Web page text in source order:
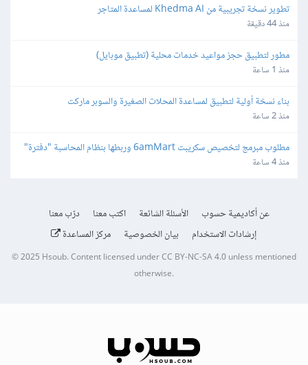
تطوير نسخة تجريبية من Khedma AI لمساعدة المتاجر
منذ 44 دقيقة
مطور لتطبيق حجز مواعيد خدمات محلية (تطبيق موبايل)
منذ 1 ساعة
بناء نسخة أولية لتطبيق لمساعدة المحلات الصغيرة والسوبر ماركت
منذ 2 ساعة
وبوابات الدفع في مصر
منذ 4 ساعة
عن أكاديمية حسوب الأسئلة الشائعة اكتب معنا
درّب معنا
إرشادات الاستخدام
بيان الخصوصية مركز المساعدة
© 2025 Hsoub.Content licensed underCC BY-NC-SA 4.0unless mentioned
otherwise.